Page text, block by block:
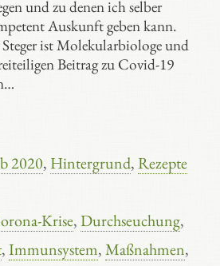
und zu denen ich selber
Auskunft geben kann.
ist Molekularbiologe und
Beitrag zu Covid-19
2020, Hintergrund,Rezepte
Krise,Durchseuchung,
,Immunsystem,Maßnahmen,